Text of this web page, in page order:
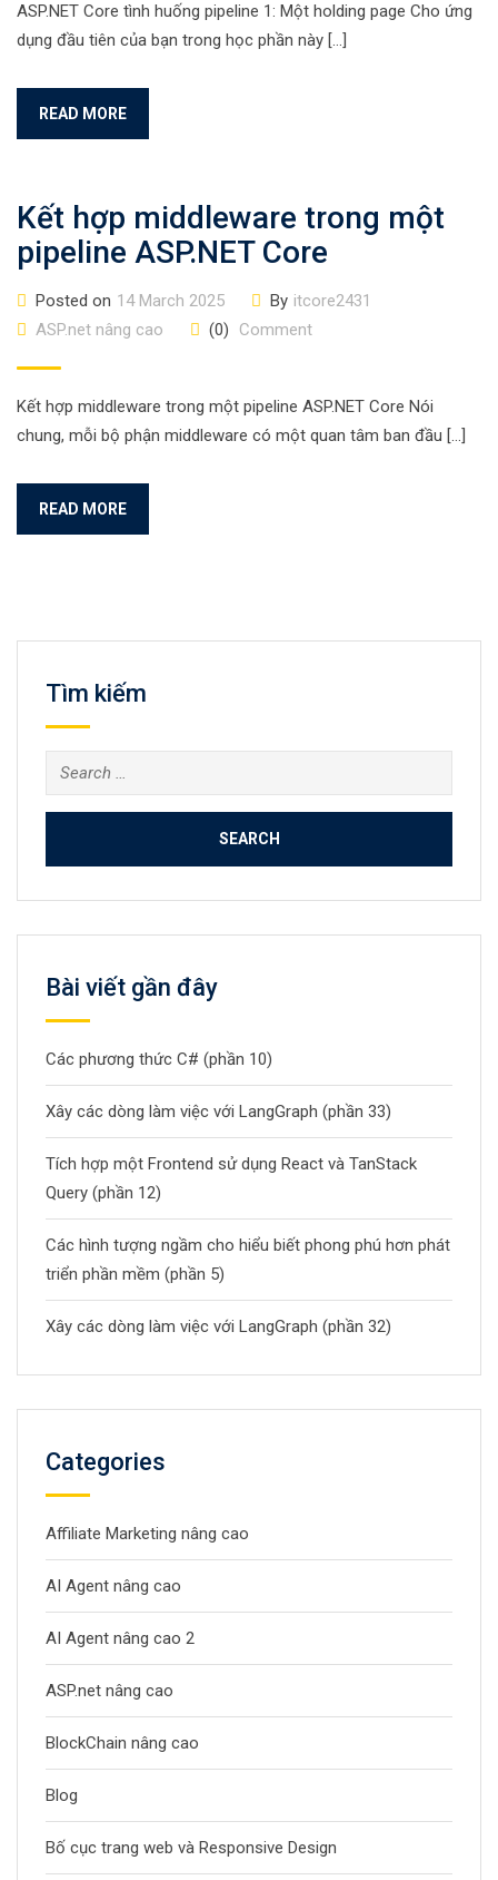
ASP.NET Core tình huống pipeline 1: Một holding page Cho ứng
dụng đầu tiên của bạn trong học phần này […]
READ MORE
Kết hợp middleware trong một
pipeline ASP.NET Core
Posted on 14 March 2025 By itcore2431
ASP.net nâng cao
(0) Comment
Kết hợp middleware trong một pipeline ASP.NET Core Nói
chung, mỗi bộ phận middleware có một quan tâm ban đầu […]
READ MORE
Tìm kiếm
Search
for:
Bài viết gần đây
Các phương thức C# (phần 10)
Xây các dòng làm việc với LangGraph (phần 33)
Tích hợp một Frontend sử dụng React và TanStack
Query (phần 12)
Các hình tượng ngầm cho hiểu biết phong phú hơn phát
triển phần mềm (phần 5)
Xây các dòng làm việc với LangGraph (phần 32)
Categories
Affiliate Marketing nâng cao
AI Agent nâng cao
AI Agent nâng cao 2
ASP.net nâng cao
BlockChain nâng cao
Blog
Bố cục trang web và Responsive Design